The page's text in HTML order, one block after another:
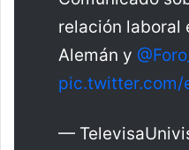
relación laboral
Alemán y
pic.twitter.com/
—